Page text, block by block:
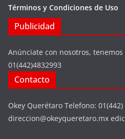
Términos y Condiciones de Uso
Publicidad
Anúnciate con nosotros,
01(442)4832993
Contacto
Okey Querétaro Telefono: 01(442)
direccion@okeyqueretaro.mx